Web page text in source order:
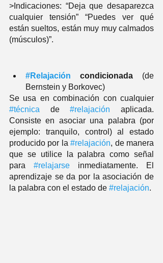
>Indicaciones: “Deja que desaparezca
cualquier tensión” “Puedes ver qué
están sueltos, están muy muy calmados
(músculos)”.
#Relajación condicionada (de
Bernstein y Borkovec)
#técnica de #relajación aplicada.
Consiste en asociar una palabra (por
ejemplo: tranquilo, control) al estado
producido por la #relajación, de manera
que se utilice la palabra como señal
para #relajarse inmediatamente. El
aprendizaje se da por la asociación de
la palabra con el estado de #relajación.